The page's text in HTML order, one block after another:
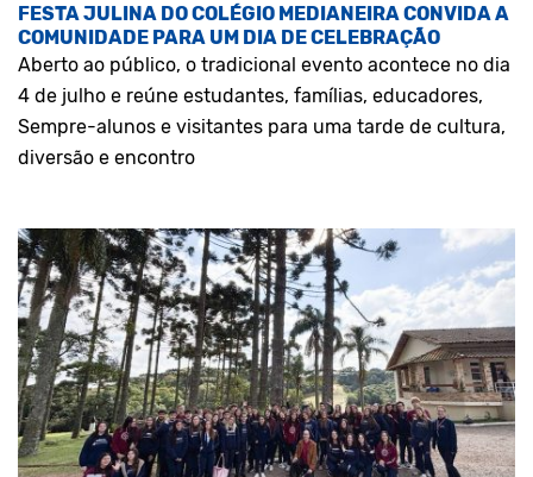
FESTA JULINA DO COLÉGIO MEDIANEIRA CONVIDA A
COMUNIDADE PARA UM DIA DE CELEBRAÇÃO
Aberto ao público, o tradicional evento acontece no dia
4 de julho e reúne estudantes, famílias, educadores,
Sempre-alunos e visitantes para uma tarde de cultura,
diversão e encontro